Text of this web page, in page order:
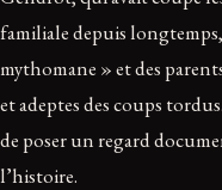
familiale depuis
mythomane » et des
et adeptes des coups
de poser un regard
l’histoire.